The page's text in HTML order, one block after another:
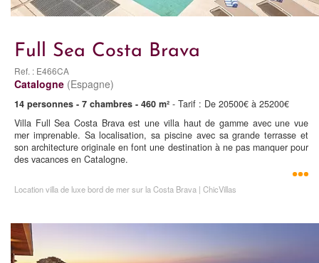
Full Sea Costa Brava
Ref. : E466CA
Catalogne (Espagne)
14 personnes - 7 chambres - 460 m² - Tarif : De 20500€ à 25200€
Villa Full Sea Costa Brava est une villa haut de gamme avec une vue
mer imprenable. Sa localisation, sa piscine avec sa grande terrasse et
son architecture originale en font une destination à ne pas manquer pour
des vacances en Catalogne.
Location villa de luxe bord de mer sur la Costa Brava | ChicVillas